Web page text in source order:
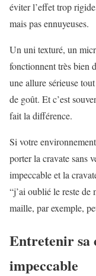
éviter l’effet trop
mais pas ennuyeuses.
Un uni texturé, un
fonctionnent très bien
une allure sérieuse
de goût. Et c’est
fait la différence.
Si votre
porter la cravate sans
impeccable et la
“j’ai oublié le reste de
maille, par exemple,
Entretenir sa
impeccable